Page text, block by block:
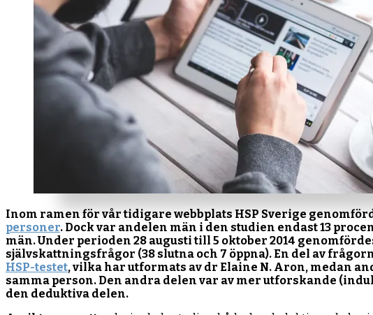
Inom ramen för vår tidigare webbplats HSP Sverige
personer. Dock var andelen män i den studien endast 13
män. Under perioden 28 augusti till 5 oktober 2014
självskattningsfrågor (38 slutna och 7 öppna). En del av
HSP-testet, vilka har utformats av dr Elaine N. Aron, medan
samma person. Den andra delen var av mer utforskande
den deduktiva delen.